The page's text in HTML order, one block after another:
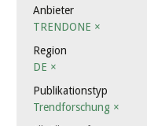
Anbieter
TRENDONE ×
Region
DE ×
Publikationstyp
Trendforschung ×